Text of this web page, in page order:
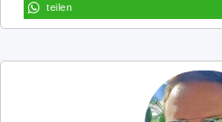
teilen